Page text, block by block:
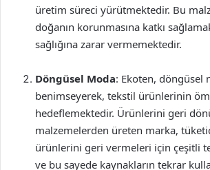
üretim süreci yürütmektedir. Bu
doğanın korunmasına katkı
sağlığına zarar vermemektedir.
Döngüsel Moda: Ekoten, döngüsel
benimseyerek, tekstil ürünlerinin
hedeflemektedir. Ürünlerini geri
malzemelerden üreten marka,
ürünlerini geri vermeleri için çeşitli
ve bu sayede kaynakların tekrar